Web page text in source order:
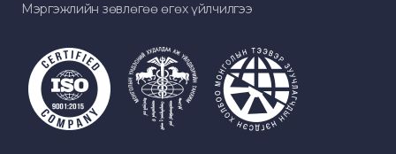
Мэргэжлийн зөвлөгөө өгөх үйлчилгээ